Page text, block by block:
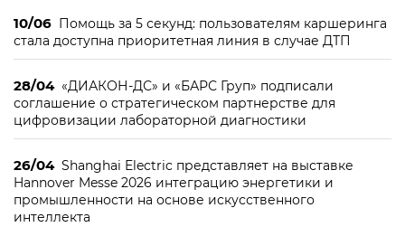
10/06 Помощь за 5 секунд: пользователям каршеринга
стала доступна приоритетная линия в случае ДТП
28/04 «ДИАКОН-ДС» и «БАРС Груп» подписали
соглашение о стратегическом партнерстве для
цифровизации лабораторной диагностики
26/04 Shanghai Electric представляет на выставке
Hannover Messe 2026 интеграцию энергетики и
промышленности на основе искусственного
интеллекта